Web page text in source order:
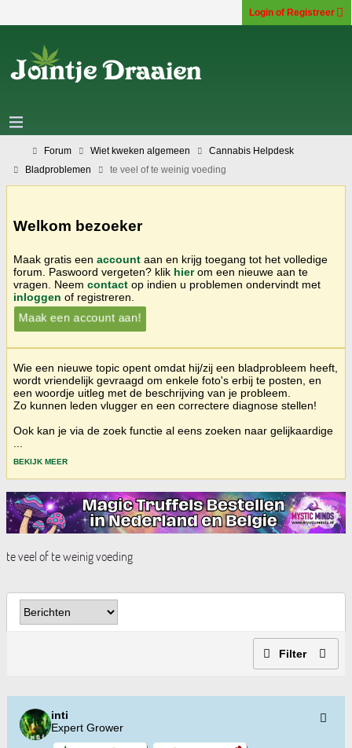
Login of Registreer
Forum Wiet kweken algemeen
Cannabis Helpdesk
Bladproblemen
te veel of te weinig voeding
Welkom bezoeker
Maak gratis een account aan en krijg toegang tot het volledige
forum. Paswoord vergeten? klik hierom een nieuwe aan te
vragen. Neem contact op indien u problemen ondervindt met
inloggen of registreren.
Maak een account aan!
Wie een nieuwe topic opent omdat hij/zij een bladprobleem heeft,
wordt vriendelijk gevraagd om enkele foto's erbij te posten, en
een woordje uitleg met de beschrijving van je probleem.
Zo kunnen leden vlugger en een correctere diagnose stellen!
Ook kan je via de zoek functie al eens zoeken naar gelijkaardige
BEKIJK MEER
te veel of te weinig voeding
Filter
inti
Expert Grower